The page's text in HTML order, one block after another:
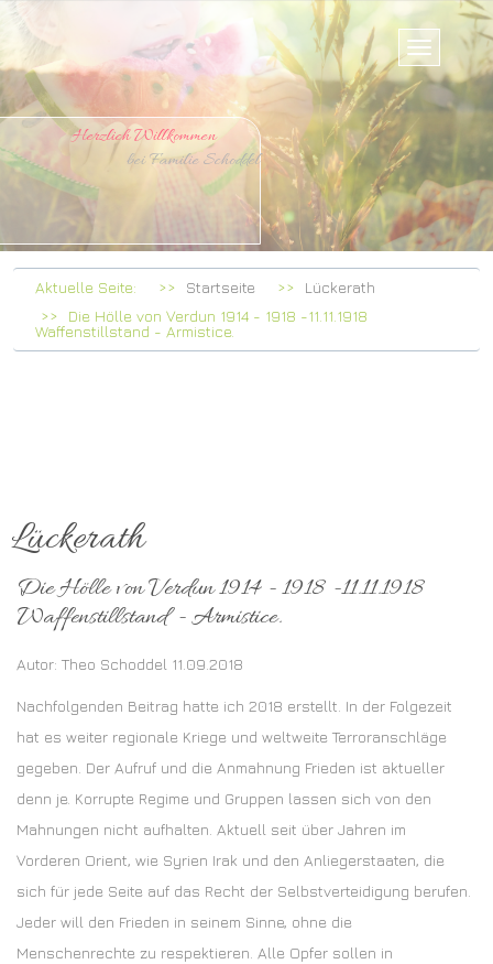
Herzlich Willkommen
Schoddel
Aktuelle Seite: Startseite
Lückerath
Die Hölle von Verdun 1914 - 1918 -11.11.1918
Waffenstillstand - Armistice.
Lückerath
Die Hölle von Verdun 1914 - 1918 -11.11.1918
Waffenstillstand - Armistice.
Autor: Theo Schoddel 11.09.2018
Nachfolgenden Beitrag hatte ich 2018 erstellt. In der Folgezeit
hat es weiter regionale Kriege und weltweite Terroranschläge
gegeben. Der Aufruf und die Anmahnung Frieden ist aktueller
denn je. Korrupte Regime und Gruppen lassen sich von den
Mahnungen nicht aufhalten. Aktuell seit über Jahren im
Vorderen Orient, wie Syrien Irak und den Anliegerstaaten, die
sich für jede Seite auf das Recht der Selbstverteidigung berufen.
Jeder will den Frieden in seinem Sinne, ohne die
Menschenrechte zu respektieren. Alle Opfer sollen in